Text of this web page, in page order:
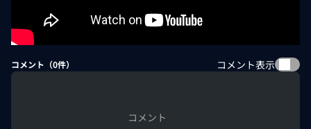
コメント（0件） コメント表示
コメント